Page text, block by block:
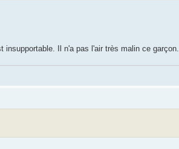
insupportable. Il n'a pas l'air très malin ce garçon.